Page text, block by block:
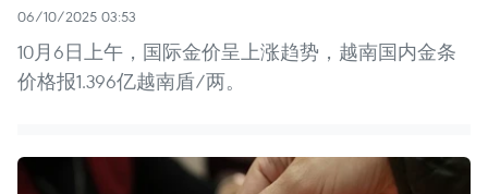
06/10/2025 03:53
10月6日上午，国际金价呈上涨趋势，越南国内金条
价格报1.396亿越南盾/两。